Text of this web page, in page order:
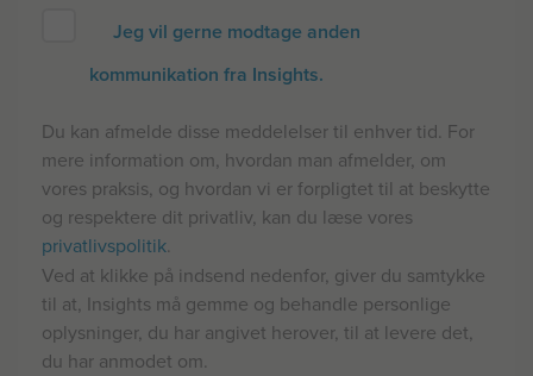
Jeg vil gerne modtage anden
kommunikation fra Insights.
Du kan afmelde disse meddelelser til enhver tid. For
mere information om, hvordan man afmelder, om
vores praksis, og hvordan vi er forpligtet til at beskytte
og respektere dit privatliv, kan du læse vores
privatlivspolitik.
Ved at klikke på indsend nedenfor, giver du samtykke
til at, Insights må gemme og behandle personlige
oplysninger, du har angivet herover, til at levere det,
du har anmodet om.